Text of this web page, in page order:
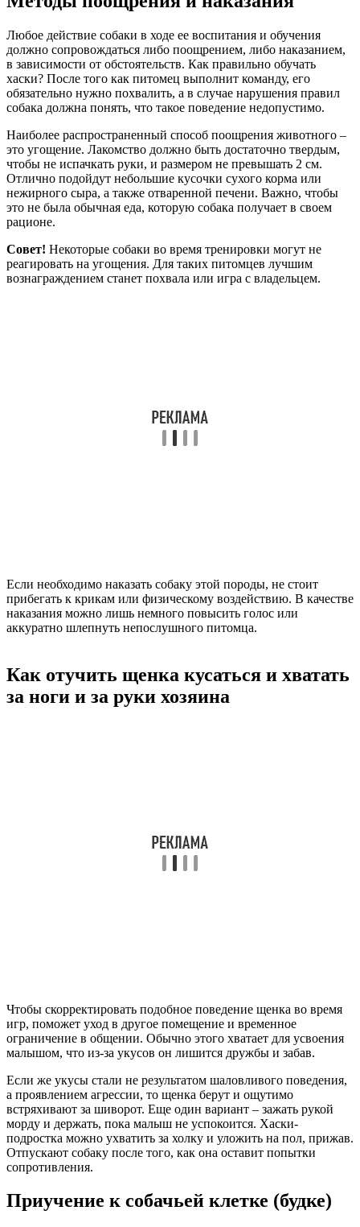
Любое действие собаки в ходе ее воспитания и обучения
должно сопровождаться либо поощрением, либо наказанием,
в зависимости от обстоятельств. Как правильно обучать
хаски? После того как питомец выполнит команду, его
обязательно нужно похвалить, а в случае нарушения правил
собака должна понять, что такое поведение недопустимо.
Наиболее распространенный способ поощрения животного –
это угощение. Лакомство должно быть достаточно твердым,
чтобы не испачкать руки, и размером не превышать 2 см.
Отлично подойдут небольшие кусочки сухого корма или
нежирного сыра, а также отваренной печени. Важно, чтобы
это не была обычная еда, которую собака получает в своем
рационе.
Совет! Некоторые собаки во время тренировки могут не
реагировать на угощения. Для таких питомцев лучшим
вознаграждением станет похвала или игра с владельцем.
Если необходимо наказать собаку этой породы, не стоит
прибегать к крикам или физическому воздействию. В качестве
наказания можно лишь немного повысить голос или
аккуратно шлепнуть непослушного питомца.
Как отучить щенка кусаться и хватать
за ноги и за руки хозяина
Чтобы скорректировать подобное поведение щенка во время
игр, поможет уход в другое помещение и временное
ограничение в общении. Обычно этого хватает для усвоения
малышом, что из-за укусов он лишится дружбы и забав.
Если же укусы стали не результатом шаловливого поведения,
а проявлением агрессии, то щенка берут и ощутимо
встряхивают за шиворот. Еще один вариант – зажать рукой
морду и держать, пока малыш не успокоится. Хаски-
подростка можно ухватить за холку и уложить на пол, прижав.
Отпускают собаку после того, как она оставит попытки
сопротивления.
Приучение к собачьей клетке (будке)